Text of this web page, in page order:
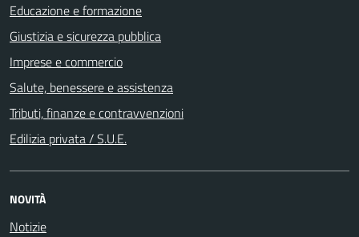
Educazione e formazione
Giustizia e sicurezza pubblica
Imprese e commercio
Salute, benessere e assistenza
Tributi, finanze e contravvenzioni
Edilizia privata / S.U.E.
NOVITÀ
Notizie